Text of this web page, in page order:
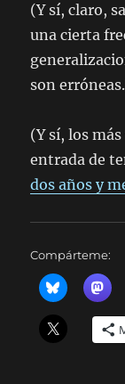
(Y sí, claro,
una cierta
son
(Y sí, los
entrada de
dos años y
Compárteme: